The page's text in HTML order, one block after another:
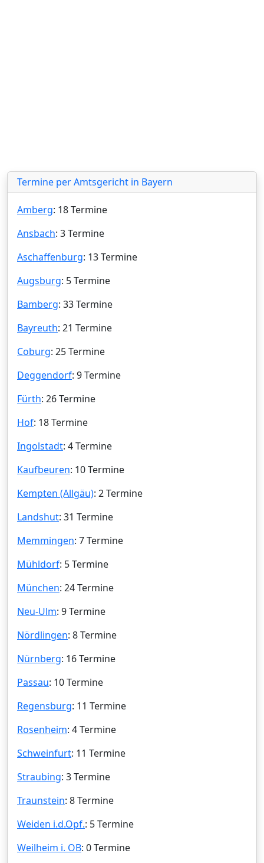
Termine per Amtsgericht in Bayern
Amberg: 18 Termine
Ansbach: 3 Termine
Aschaffenburg: 13 Termine
Augsburg: 5 Termine
Bamberg: 33 Termine
Bayreuth: 21 Termine
Coburg: 25 Termine
Deggendorf: 9 Termine
Fürth: 26 Termine
Hof: 18 Termine
Ingolstadt: 4 Termine
Kaufbeuren: 10 Termine
Kempten (Allgäu): 2 Termine
Landshut: 31 Termine
Memmingen: 7 Termine
Mühldorf: 5 Termine
München: 24 Termine
Neu-Ulm: 9 Termine
Nördlingen: 8 Termine
Nürnberg: 16 Termine
Passau: 10 Termine
Regensburg: 11 Termine
Rosenheim: 4 Termine
Schweinfurt: 11 Termine
Straubing: 3 Termine
Traunstein: 8 Termine
Weiden i.d.Opf.: 5 Termine
Weilheim i. OB: 0 Termine